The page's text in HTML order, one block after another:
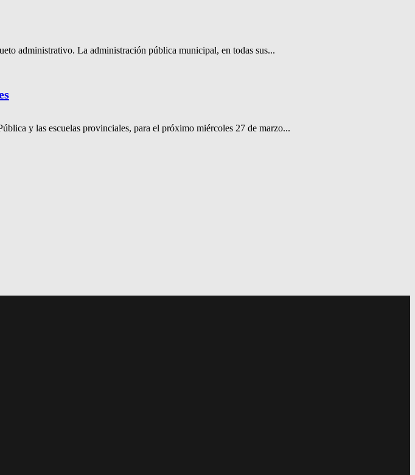
administrativo. La administración pública municipal, en todas sus...
y las escuelas provinciales, para el próximo miércoles 27 de marzo...